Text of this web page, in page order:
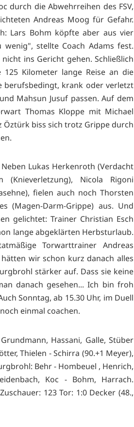
durch die Abwehrreihen des FSV,
Andreas Moog für Gefahr.
Lars Bohm köpfte aber aus vier
stellte Coach Adams fest.
ins Gericht gehen. Schließlich
Kilometer lange Reise an die
berufsbedingt, krank oder verletzt
Mahsun Jusuf passen. Auf dem
Thomas Kloppe mit Michael
Öztürk biss sich trotz Grippe durch
Lukas Herkenroth (Verdacht
(Knieverletzung), Nicola Rigoni
fielen auch noch Thorsten
(Magen-Darm-Grippe) aus. Und
gelichtet: Trainer Christian Esch
lange abgeklärten Herbsturlaub.
Torwarttrainer Andreas
wir schon kurz danach alles
stärker auf. Dass sie keine
danach gesehen... Ich bin froh
Sonntag, ab 15.30 Uhr, im Duell
einmal coachen.
Hassani, Galle, Stüber
Thielen - Schirra (90.+1 Meyer),
Behr - Hombeuel , Henrich,
Koc - Bohm, Harrach.
123 Tor: 1:0 Decker (48.,